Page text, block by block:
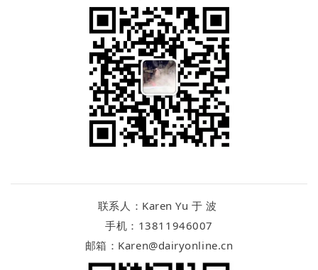
联系人：Karen Yu 于 波
手机：13811946007
邮箱：Karen@dairyonline.cn